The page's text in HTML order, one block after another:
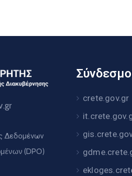
Δεδομένων
(DPO)
crete.gov.gr